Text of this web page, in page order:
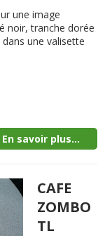
une image
noir, tranche dorée
une valisette
En savoir plus...
CAFE
ZOMBO
TL